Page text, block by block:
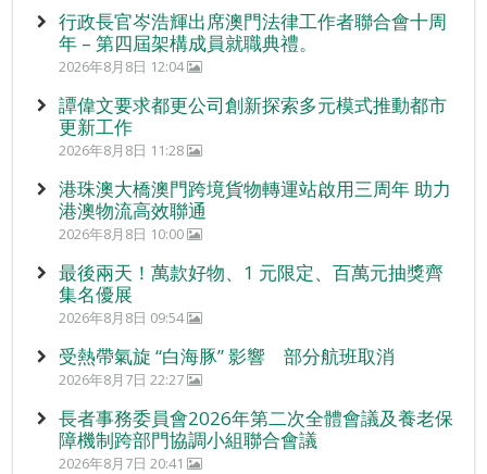
行政長官岑浩輝出席澳門法律工作者聯合會十周
年 – 第四屆架構成員就職典禮。
2026年8月8日 12:04
譚偉文要求都更公司創新探索多元模式推動都市
更新工作
2026年8月8日 11:28
港珠澳大橋澳門跨境貨物轉運站啟用三周年 助力
港澳物流高效聯通
2026年8月8日 10:00
最後兩天！萬款好物、1 元限定、百萬元抽獎齊
集名優展
2026年8月8日 09:54
受熱帶氣旋 “白海豚” 影響 部分航班取消
2026年8月7日 22:27
長者事務委員會2026年第二次全體會議及養老保
障機制跨部門協調小組聯合會議
2026年8月7日 20:41